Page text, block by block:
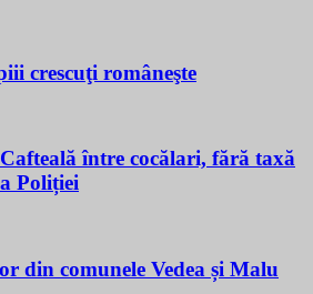
crescuţi româneşte
între cocălari, fără taxă
Poliției
din comunele Vedea și Malu